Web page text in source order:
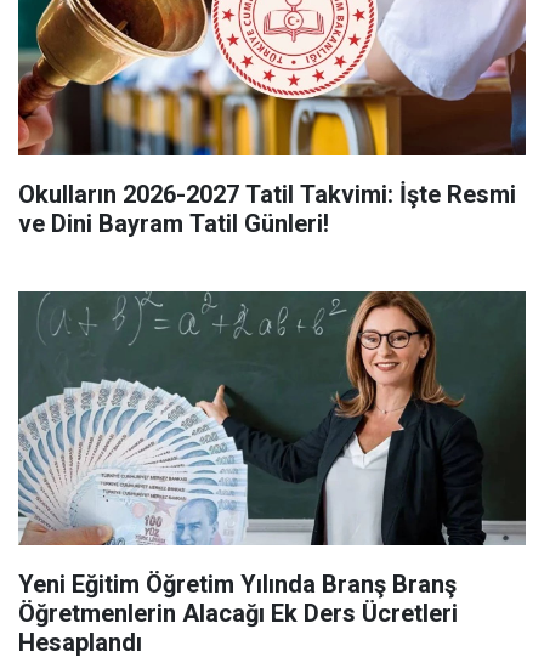
Okulların 2026-2027 Tatil Takvimi: İşte Resmi
ve Dini Bayram Tatil Günleri!
Yeni Eğitim Öğretim Yılında Branş Branş
Öğretmenlerin Alacağı Ek Ders Ücretleri
Hesaplandı